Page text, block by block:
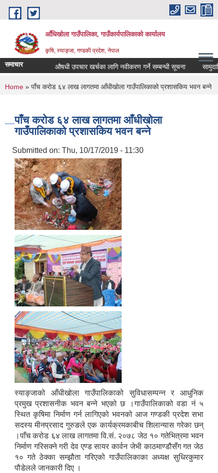
Skip to main content
आँधिखोला गाउँपालिका, गाउँकार्यपालिकाको कार्यालय
कृषि, स्याङ्जा, गण्डकी प्रदेश, नेपाल
समाचार औषधी उपचार खर्चका लागि नवीकरण गर्ने सम्बन्धी सूचना
You are here
Home » पाँच करोड ६४ लाख लागतमा आँधीखोला गाउँपालिकाको प्रशासकिय भवन बन्ने
पाँच करोड ६४ लाख लागतमा आँधीखोला
गाउँपालिकाको प्रशासकिय भवन बन्ने
Submitted on: Thu, 10/17/2019 - 11:30
स्याङ्जाको आँधीखोला गाउँपालिकाको सुविधासम्पन्न र आधुनिक
प्रमुख प्रशासनीक भवन बन्ने भएको छ ।गाउँपालिकाको वडा नं ५
स्थित कृषिमा निर्माण गर्न लागिएको भवनको आज गण्डकी प्रदेश सभा
सदस्य मीनप्रसाद गुरुङले एक कार्यक्रमकाबीच शिलान्यास गरेका छन्
।पाँच करोड ६४ लाख लागतमा वि.सं. २०७८ जेठ १० गतेभित्रमा भवन
निर्माण गरिसक्ने गरी देव एण्ड सायर कार्वन जेभी काठमाण्डौसँग गत जेठ
१० गते ठेक्का सम्झौता गरिएको गाउँपालिकाका अध्यक्ष सुधिरकुमार
पौडेलले जानकारी दिए ।